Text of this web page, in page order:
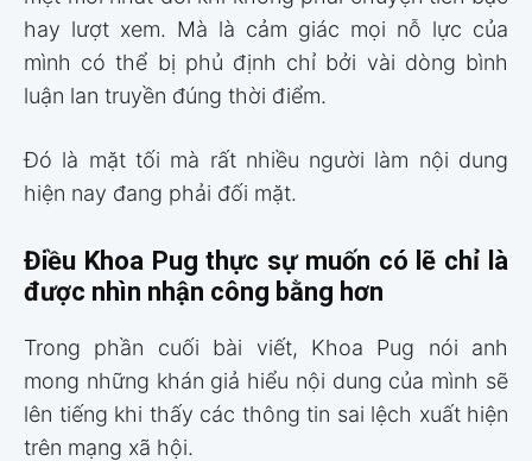
hay lượt xem. Mà là cảm giác mọi nỗ lực của
mình có thể bị phủ định chỉ bởi vài dòng bình
luận lan truyền đúng thời điểm.
Đó là mặt tối mà rất nhiều người làm nội dung
hiện nay đang phải đối mặt.
Điều Khoa Pug thực sự muốn có lẽ chỉ là
được nhìn nhận công bằng hơn
Trong phần cuối bài viết, Khoa Pug nói anh
mong những khán giả hiểu nội dung của mình sẽ
lên tiếng khi thấy các thông tin sai lệch xuất hiện
trên mạng xã hội.